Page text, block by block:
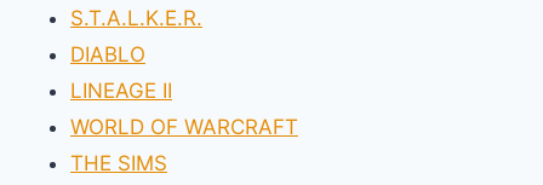
S.T.A.L.K.E.R.
DIABLO
LINEAGE II
WORLD OF WARCRAFT
THE SIMS